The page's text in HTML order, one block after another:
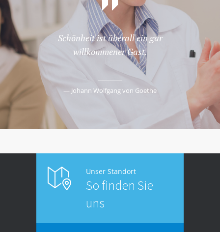
Schönheit ist überall ein gar
willkommener Gast.
— Johann Wolfgang von Goethe
Unser Standort
So finden Sie
uns